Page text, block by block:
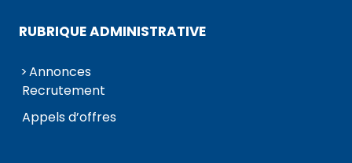
RUBRIQUE ADMINISTRATIVE
Annonces
Recrutement
Appels d’offres